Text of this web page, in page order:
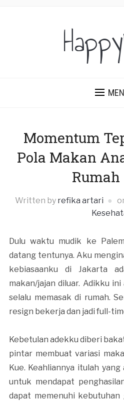
Momentum
Pola Makan
Rumah
Written by refika artari
Dulu waktu mudik ke
datang tentunya. Aku
kebiasaanku di Jakarta
makan/jajan diluar. Adikku
selalu memasak di rumah.
resign bekerja dan jadi full-
Kebetulan adekku diberi
pintar membuat variasi
Kue. Keahliannya itulah
untuk mendapat
dapat memenuhi kebutuhan